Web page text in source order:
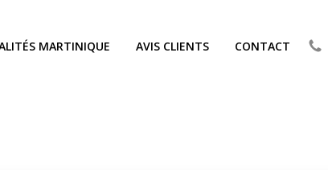
MARTINIQUE AVIS CLIENTS CONTACT